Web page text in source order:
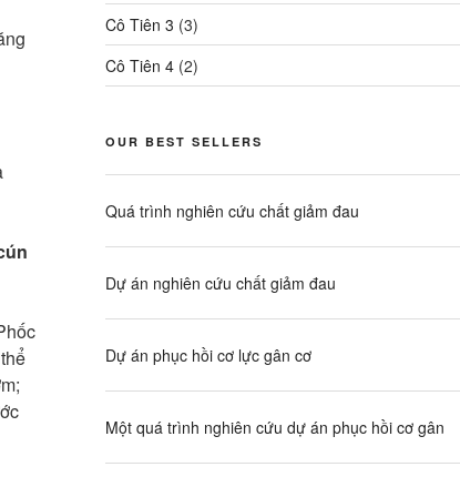
Cô Tiên 3 (3)
Cô Tiên 4 (2)
OUR BEST SELLERS
Quá trình nghiên cứu chất giảm đau
Dự án nghiên cứu chất giảm đau
Dự án phục hồi cơ lực gân cơ
Một quá trình nghiên cứu dự án phục hồi cơ gân